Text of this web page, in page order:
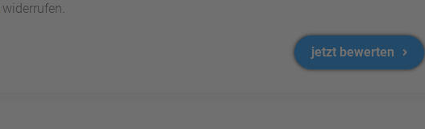
widerrufen.
jetzt bewerten